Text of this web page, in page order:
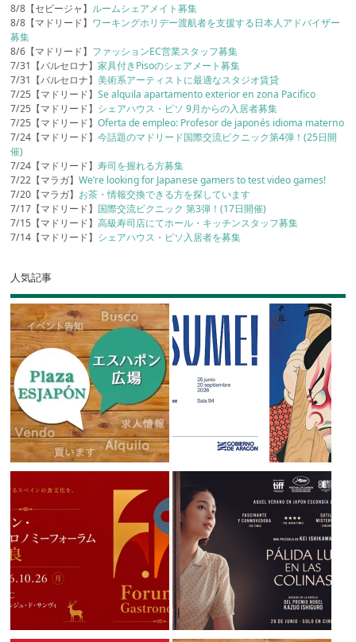
8/8【セビージャ】 ルームシェアメイト募集
8/8【マドリード】 ワーキングホリデー渡航者を支援する日本人アドバイザー
募集
8/6【マドリード】 ファッションEC営業スタッフ募集
7/31【バルセロナ】家具付きPisoのシェアメート募集
7/31【バルセロナ】美術系アーティストに最適なスタジオ賃貸
7/25【マドリード】Se alquila apartamento exterior en zona Pacifico
7/25【マドリード】 シェアハウス・ピソ 9月からの入居者募集
7/25【マドリード】Oferta de empleo: Profesor de japonés idioma materno
7/24【マドリード】今話題のマドリード国際交流ピクニック第4弾！(25日開
催)
7/24【マドリード】寿司を握れる方募集
7/22【マラガ】We’re looking for Japanese gamers to test video games!
7/20【マラガ】 お茶・情報交換できる方を探しています
7/17【マドリード】 国際交流ピクニック 第3弾！(17日開催)
7/15【マドリード】高級寿司店にてホール・キッチンスタッフ募集
7/14【マドリード】 シェアハウス・ピソ入居者を募集
人気記事